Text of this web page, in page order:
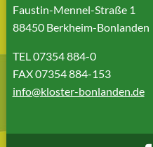
Faustin-Mennel-Straße 1
88450 Berkheim-Bonlanden
TEL 07354 884-0
FAX 07354 884-153
info@kloster-bonlanden.de